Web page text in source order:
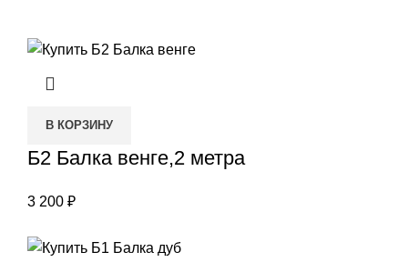
В КОРЗИНУ
Б2 Балка венге,2 метра
3 200 ₽